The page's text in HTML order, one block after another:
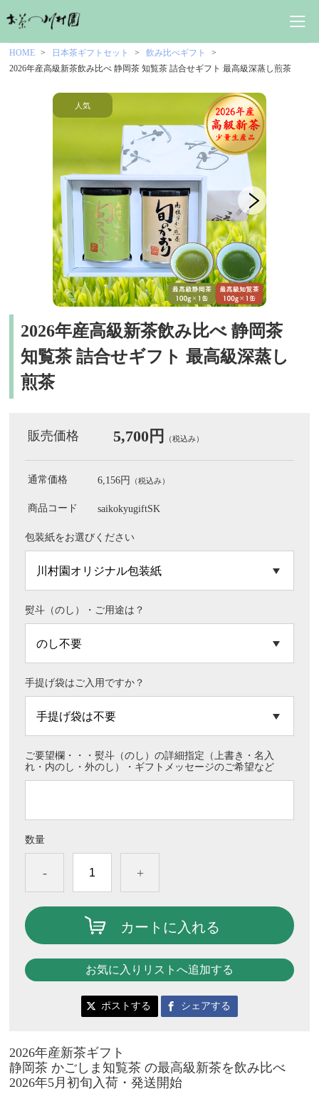
HOME 日本茶ギフトセット
飲み比べギフト
2026年産高級新茶飲み比べ 静岡茶 知覧茶 詰合せギフト 最高級深蒸し煎茶
2026年産高級新茶飲み比べ 静岡茶
知覧茶 詰合せギフト 最高級深蒸し
煎茶
販売価格 5,700円 （税込み）
通常価格 6,156円 （税込み）
商品コード saikokyugiftSK
包装紙をお選びください
熨斗（のし）・ご用途は？
手提げ袋はご入用ですか？
ご要望欄・・・熨斗（のし）の詳細指定（上書き・名入
れ・内のし・外のし）・ギフトメッセージのご希望など
数量
- +
カートに入れる
お気に入りリストへ追加する
ポストする シェアする
2026年産新茶ギフト
静岡茶 かごしま知覧茶 の最高級新茶を飲み比べ
2026年5月初旬入荷・発送開始